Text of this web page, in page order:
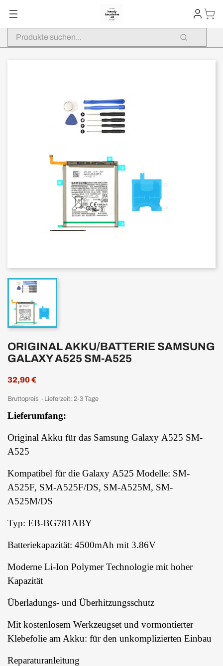
ORIGINAL AKKU/BATTERIE SAMSUNG
GALAXY A525 SM-A525
32,90 €
Bruttopreis Lieferzeit: 2-3 Tage
Lieferumfang:
Original Akku für das Samsung Galaxy A525 SM-
A525
Kompatibel für die Galaxy A525 Modelle: SM-
A525F, SM-A525F/DS, SM-A525M, SM-
A525M/DS
Typ: EB-BG781ABY
Batteriekapazität: 4500mAh mit 3.86V
Moderne Li-Ion Polymer Technologie mit hoher
Kapazität
Überladungs- und Überhitzungsschutz
Mit kostenlosem Werkzeugset und vormontierter
Klebefolie am Akku: für den unkomplizierten Einbau
Reparaturanleitung